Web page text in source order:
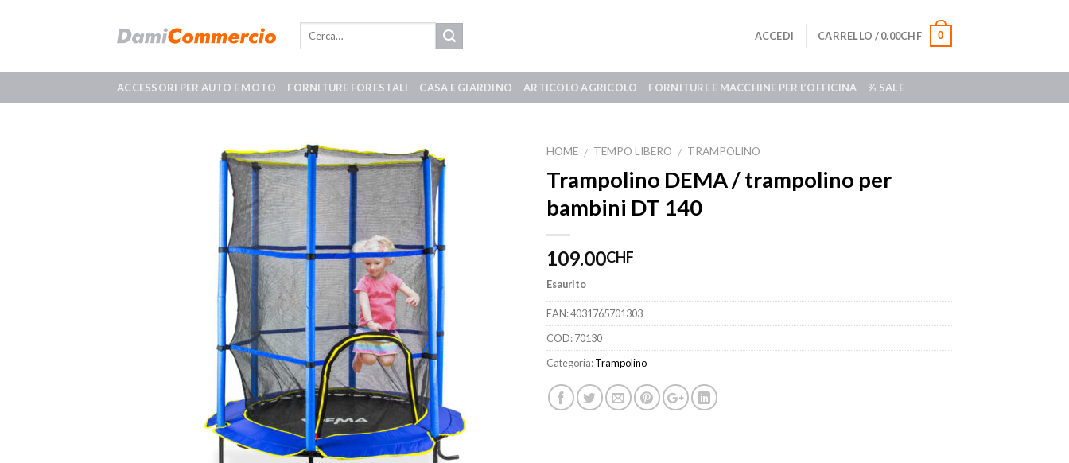
ACCEDI CARRELLO /0.00CHF 0
ACCESSORI PER AUTO E MOTO FORNITURE FORESTALI CASA E GIARDINO ARTICOLO AGRICOLO FORNITURE E MACCHINE PER L’OFFICINA % SALE
HOME / TEMPO LIBERO / TRAMPOLINO
Trampolino DEMA / trampolino per
bambini DT 140
109.00CHF
Esaurito
EAN:4031765701303
COD:70130
Categoria:Trampolino